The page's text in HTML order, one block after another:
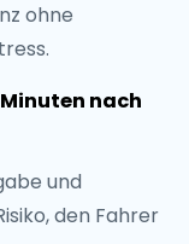
ohne
nach
und
den Fahrer